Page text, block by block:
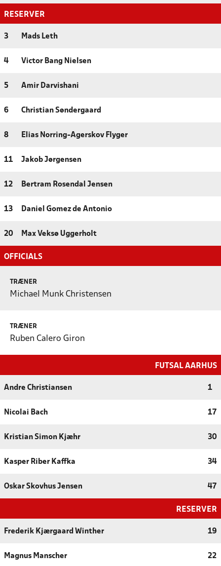
RESERVER
3 Mads Leth
4 Victor Bang Nielsen
5 Amir Darvishani
6 Christian Søndergaard
8 Elias Norring-Agerskov Flyger
11 Jakob Jørgensen
12 Bertram Rosendal Jensen
13 Daniel Gomez de Antonio
20 Max Veksø Uggerholt
OFFICIALS
TRÆNER
Michael Munk Christensen
TRÆNER
Ruben Calero Giron
FUTSAL AARHUS
Andre Christiansen 1
Nicolai Bach 17
Kristian Simon Kjæhr 30
Kasper Riber Kaffka 34
Oskar Skovhus Jensen 47
RESERVER
Frederik Kjærgaard Winther 19
Magnus Manscher 22